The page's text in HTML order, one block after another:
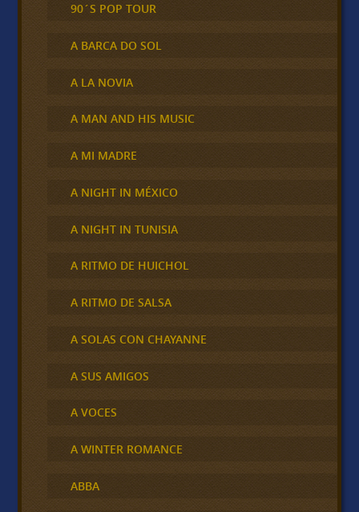
90´S POP TOUR
A BARCA DO SOL
A LA NOVIA
A MAN AND HIS MUSIC
A MI MADRE
A NIGHT IN MÉXICO
A NIGHT IN TUNISIA
A RITMO DE HUICHOL
A RITMO DE SALSA
A SOLAS CON CHAYANNE
A SUS AMIGOS
A VOCES
A WINTER ROMANCE
ABBA